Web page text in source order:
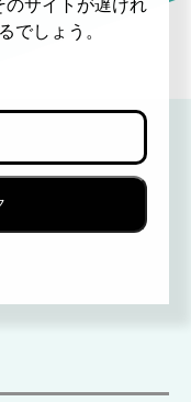
のサイトが遅けれ
でしょう。